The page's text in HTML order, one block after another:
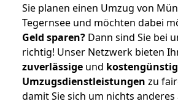
Sie planen einen Umzug von
Tegernsee und möchten dabei
Geld sparen? Dann sind Sie bei
richtig! Unser Netzwerk bieten
zuverlässige und
Umzugsdienstleistungen zu
damit Sie sich um nichts anderes